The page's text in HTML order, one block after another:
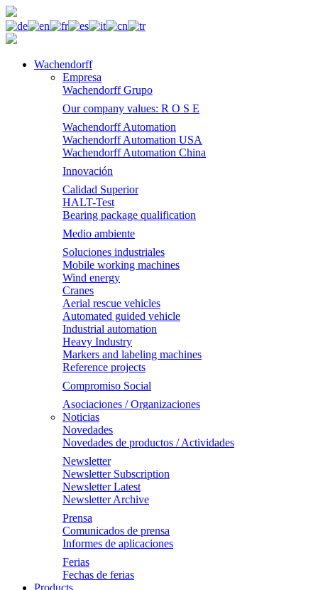
Wachendorff
Empresa
Wachendorff Grupo
Our company values: R O S E
Wachendorff Automation
Wachendorff Automation USA
Wachendorff Automation China
Innovación
Calidad Superior
HALT-Test
Bearing package qualification
Medio ambiente
Soluciones industriales
Mobile working machines
Wind energy
Cranes
Aerial rescue vehicles
Automated guided vehicle
Industrial automation
Heavy Industry
Markers and labeling machines
Reference projects
Compromiso Social
Asociaciones / Organizaciones
Noticias
Novedades
Novedades de productos / Actividades
Newsletter
Newsletter Subscription
Newsletter Latest
Newsletter Archive
Prensa
Comunicados de prensa
Informes de aplicaciones
Ferias
Fechas de ferias
Products